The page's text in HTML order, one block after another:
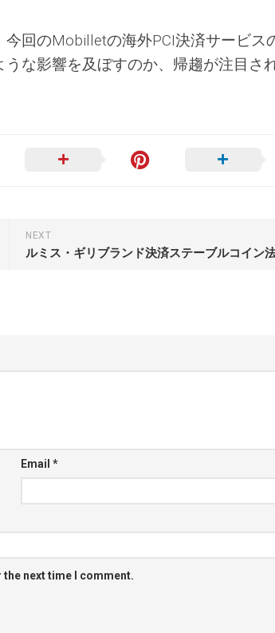
回のMobilletの海外PCI決済サービス
な影響を及ぼすのか、帰趨が注目され
NEXT
Email*
next time I comment.